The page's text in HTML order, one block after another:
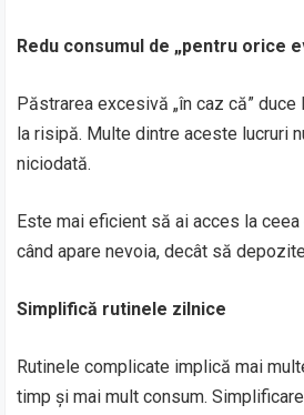
Redu consumul de „pentru orice
Păstrarea excesivă „în caz că” duce
la risipă. Multe dintre aceste lucruri
niciodată.
Este mai eficient să ai acces la
când apare nevoia, decât să
Simplifică rutinele zilnice
Rutinele complicate implică mai
timp și mai mult consum.